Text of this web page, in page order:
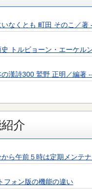
いなくとも 町田 そのこ／
トルビョーン・エーケル
漢詩300 鷲野 正明／編著
介
ら午前５時は定期メンテ
フォン版の機能の違い